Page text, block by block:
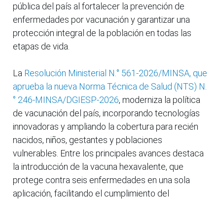
pública del país al fortalecer la prevención de
enfermedades por vacunación y garantizar una
protección integral de la población en todas las
etapas de vida.
La Resolución Ministerial N.° 561-2026/MINSA, que
aprueba la nueva Norma Técnica de Salud (NTS) N.
° 246-MINSA/DGIESP-2026, moderniza la política
de vacunación del país, incorporando tecnologías
innovadoras y ampliando la cobertura para recién
nacidos, niños, gestantes y poblaciones
vulnerables. Entre los principales avances destaca
la introducción de la vacuna hexavalente, que
protege contra seis enfermedades en una sola
aplicación, facilitando el cumplimiento del